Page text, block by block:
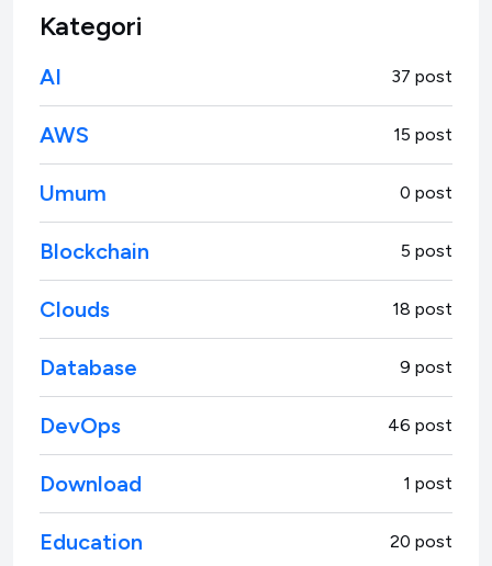
Kategori
AI 37 post
AWS 15 post
Umum 0 post
Blockchain 5 post
Clouds 18 post
Database 9 post
DevOps 46 post
Download 1 post
Education 20 post